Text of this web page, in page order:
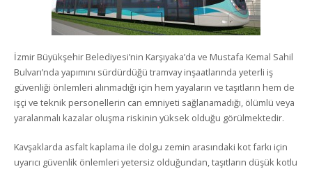
İzmir Büyükşehir Belediyesi’nin Karşıyaka’da ve Mustafa Kemal Sahil
Bulvarı’nda yapımını sürdürdüğü tramvay inşaatlarında yeterli iş
güvenliği önlemleri alınmadığı için hem yayaların ve taşıtların hem de
işçi ve teknik personellerin can emniyeti sağlanamadığı, ölümlü veya
yaralanmalı kazalar oluşma riskinin yüksek olduğu görülmektedir.
Kavşaklarda asfalt kaplama ile dolgu zemin arasındaki kot farkı için
uyarıcı güvenlik önlemleri yetersiz olduğundan, taşıtların düşük kotlu